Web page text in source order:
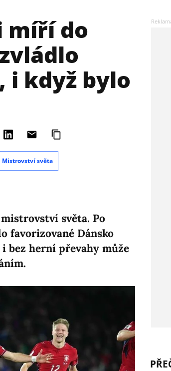
míří do
i když bylo
Mistrovství světa
světa. Po
favorizované Dánsko
bez herní převahy může